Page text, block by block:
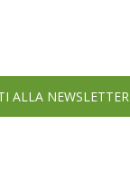
ALLA NEWSLETTER